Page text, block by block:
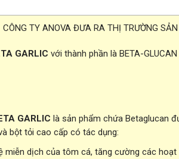
TY ANOVA ĐƯA RA THỊ TRƯỜNG
GARLIC với thành phần là BETA-
GARLIC là sản phẩm chứa Betaglucan
bột tỏi cao cấp có tác dụng:
miễn dịch của tôm cá, tăng cường các